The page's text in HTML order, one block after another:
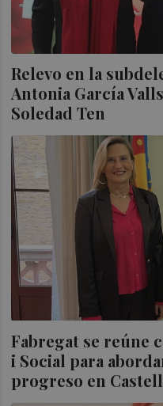
Relevo en la
Antonia García
Soledad Ten
Fabregat se reúne
i Social para
progreso en